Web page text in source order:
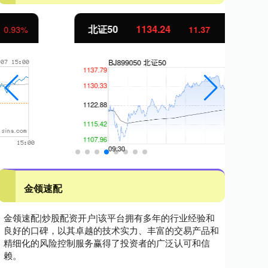
1134.24 11.37 1.01%
金领速配
金领速配|炒股配资开户|该平台拥有多年的行业经验和
良好的口碑，以其卓越的技术实力、丰富的交易产品和
精细化的风险控制服务赢得了投资者的广泛认可和信
赖。